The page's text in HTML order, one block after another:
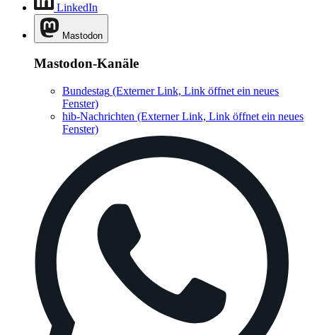
LinkedIn
Mastodon
Mastodon-Kanäle
Bundestag (Externer Link, Link öffnet ein neues
Fenster)
hib-Nachrichten (Externer Link, Link öffnet ein neues
Fenster)